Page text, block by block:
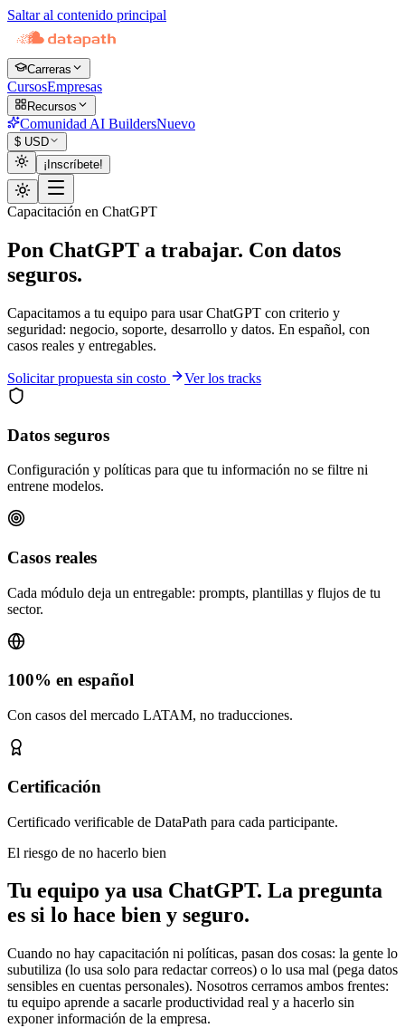
Saltar al contenido principal
Carreras
CursosEmpresas
Recursos
Comunidad AI BuildersNuevo
$ USD
¡Inscríbete!
Capacitación en ChatGPT
Pon ChatGPT a trabajar. Con datos
seguros.
Capacitamos a tu equipo para usar ChatGPT con criterio y
seguridad: negocio, soporte, desarrollo y datos. En español, con
casos reales y entregables.
Solicitar propuesta sin costo Ver los tracks
Datos seguros
Configuración y políticas para que tu información no se filtre ni
entrene modelos.
Casos reales
Cada módulo deja un entregable: prompts, plantillas y flujos de tu
sector.
100% en español
Con casos del mercado LATAM, no traducciones.
Certificación
Certificado verificable de DataPath para cada participante.
El riesgo de no hacerlo bien
Tu equipo ya usa ChatGPT. La pregunta
es si lo hace bien y seguro.
Cuando no hay capacitación ni políticas, pasan dos cosas: la gente lo
subutiliza (lo usa solo para redactar correos) o lo usa mal (pega datos
sensibles en cuentas personales). Nosotros cerramos ambos frentes:
tu equipo aprende a sacarle productividad real y a hacerlo sin
exponer información de la empresa.